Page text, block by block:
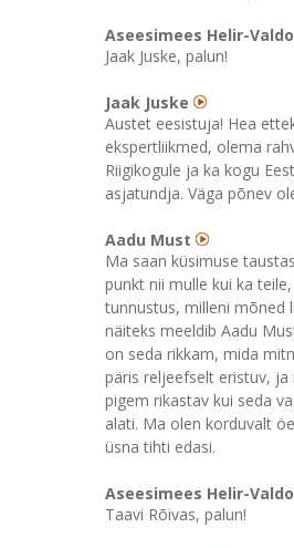
Aseesimees Helir-
Jaak Juske, palun!
Jaak Juske
Austet eesistuja! Hea
ekspertliikmed, olema
Riigikogule ja ka kogu
asjatundja. Väga põnev
Aadu Must
Ma saan küsimuse
punkt nii mulle kui ka
tunnustus, milleni mõned
näiteks meeldib Aadu
on seda rikkam, mida
päris reljeefselt eristuv,
pigem rikastav kui seda
alati. Ma olen korduvalt
üsna tihti edasi.
Aseesimees Helir-
Taavi Rõivas, palun!